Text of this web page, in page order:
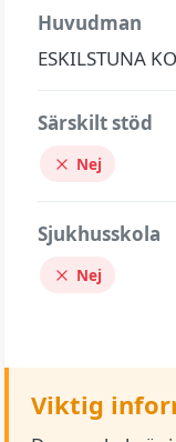
Huvudman
ESKILSTUNA
Särskilt stöd
Nej
Sjukhusskola
Nej
Viktig